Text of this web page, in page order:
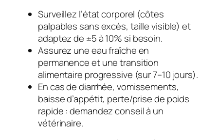
Surveillez l’état corporel (côtes
palpables sans excès, taille visible) et
adaptez de ±5 à 10% si besoin.
Assurez une eau fraîche en
permanence et une transition
alimentaire progressive (sur 7–10 jours).
En cas de diarrhée, vomissements,
baisse d’appétit, perte/prise de poids
rapide : demandez conseil à un
vétérinaire.